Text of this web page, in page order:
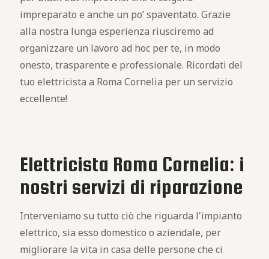
impreparato e anche un po’ spaventato. Grazie
alla nostra lunga esperienza riusciremo ad
organizzare un lavoro ad hoc per te, in modo
onesto, trasparente e professionale. Ricordati del
tuo elettricista a Roma Cornelia per un servizio
eccellente!
Elettricista Roma Cornelia: i
nostri servizi di riparazione
Interveniamo su tutto ciò che riguarda l'impianto
elettrico, sia esso domestico o aziendale, per
migliorare la vita in casa delle persone che ci